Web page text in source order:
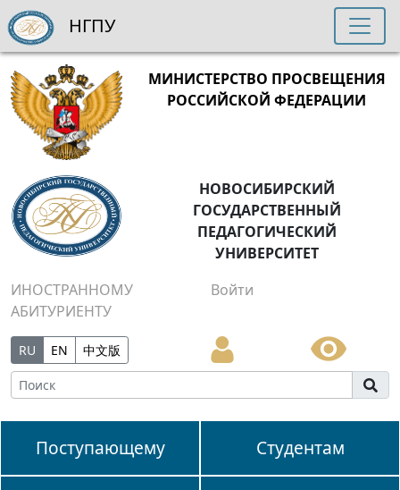
МИНИСТЕРСТВО ПРОСВЕЩЕНИЯ
РОССИЙСКОЙ ФЕДЕРАЦИИ
НОВОСИБИРСКИЙ
ГОСУДАРСТВЕННЫЙ
ПЕДАГОГИЧЕСКИЙ
УНИВЕРСИТЕТ
ИНОСТРАННОМУ
АБИТУРИЕНТУ
Войти
RU EN 中文版
Поступающему Студентам
НГПУ